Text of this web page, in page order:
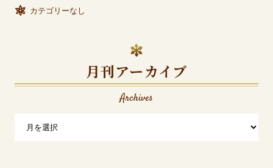
カテゴリーなし
月刊アーカイブ
Archives